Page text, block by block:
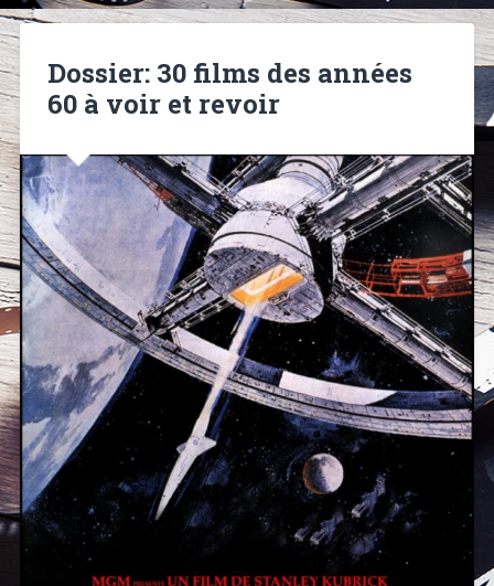
Dossier: 30 films des années
60 à voir et revoir